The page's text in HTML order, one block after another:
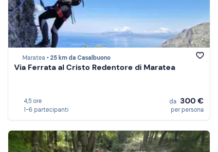
Maratea •25 km da Casalbuono
Via Ferrata al Cristo Redentore di Maratea
4,5 ore
1-6 partecipanti
da 300 €
per persona